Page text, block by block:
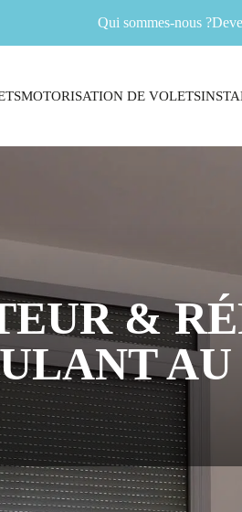
Qui sommes-nous ?
MOTORISATION DE VOLETS
&